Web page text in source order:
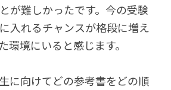
が難しかったです。今の受験
入れるチャンスが格段に増え
環境にいると感じます。
に向けてどの参考書をどの順